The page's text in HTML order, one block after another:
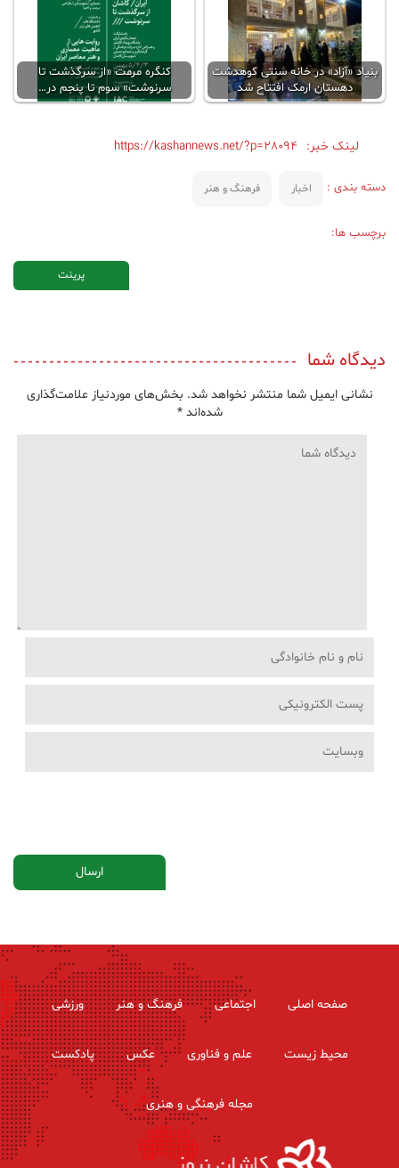
بنیاد «آزاد» در خانه سنتی کوهدشت
دهستان ارمک افتتاح شد
کنگره مرمت «از سرگذشت تا
سرنوشت» سوم تا پنجم در…
لینک خبر: https://kashannews.net/?p=28094
دسته بندی : اخبار فرهنگ و هنر
برچسب ها:
پرینت
دیدگاه شما
نشانی ایمیل شما منتشر نخواهد شد. بخش‌های موردنیاز علامت‌گذاری
شده‌اند*
صفحه اصلی اجتماعی فرهنگ و هنر ورزشی
محیط زیست علم و فناوری عکس پادکست
مجله فرهنگی و هنری